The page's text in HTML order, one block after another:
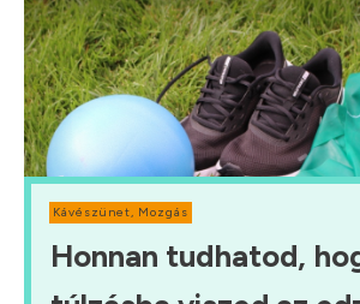
Kávészünet Mozgás
Honnan tudhatod,